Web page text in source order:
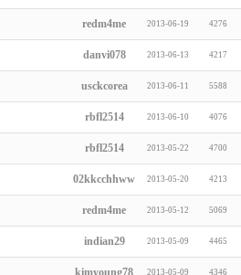
redm4me 2013-06-19 4276
danvi078 2013-06-13 4217
usckcorea 2013-06-11 5588
rbfl2514 2013-06-10 4076
rbfl2514 2013-05-22 4700
02kkcchhww 2013-05-20 4213
redm4me 2013-05-12 5069
indian29 2013-05-09 4465
kimyoung78 2013-05-09 4346